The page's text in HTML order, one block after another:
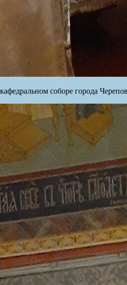
соборе города